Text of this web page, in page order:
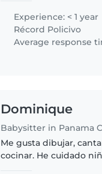
Educación Preescolar
nocturno) cursando el
la carrera. Me considero
persona..
Experience: < 1 year
Récord Policivo
Average response
Dominique
Babysitter in Panama
Me gusta dibujar,
cocinar. He cuidado niños por